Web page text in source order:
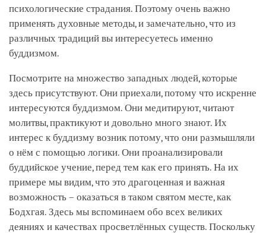
психологические страдания. Поэтому очень важно
применять духовные методы, и замечательно, что из
различных традиций вы интересуетесь именно
буддизмом.
Посмотрите на множество западных людей, которые
здесь присутствуют. Они приехали, потому что искренне
интересуются буддизмом. Они медитируют, читают
молитвы, практикуют и довольно много знают. Их
интерес к буддизму возник потому, что они размышляли
о нём с помощью логики. Они проанализировали
буддийское учение, перед тем как его принять. На их
примере мы видим, что это драгоценная и важная
возможность – оказаться в таком святом месте, как
Бодхгая. Здесь мы вспоминаем обо всех великих
деяниях и качествах просветлённых существ. Поскольку